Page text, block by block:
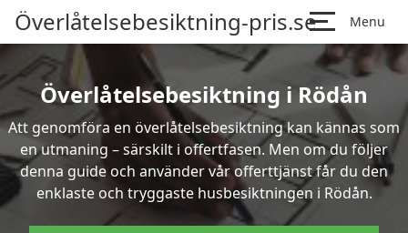
Överlåtelsebesiktning-pris.se Menu
Överlåtelsebesiktning i Rödån
Att genomföra en överlåtelsebesiktning kan kännas som
en utmaning – särskilt i offertfasen. Men om du följer
denna guide och använder vår offerttjänst får du den
enklaste och tryggaste husbesiktningen i Rödån.